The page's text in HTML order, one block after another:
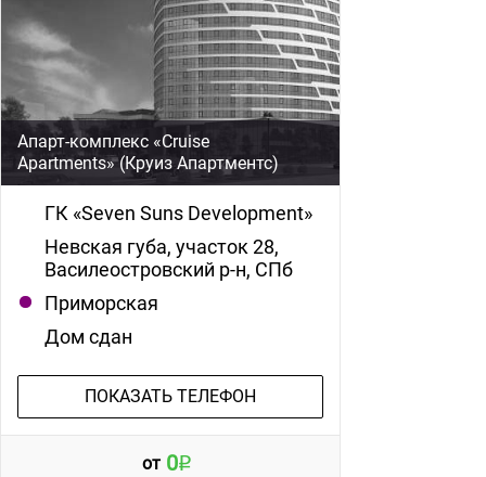
Апарт-комплекс «Cruise
Apartments» (Круиз Апартментс)
ГК «Seven Suns Development»
Невская губа, участок 28,
Василеостровский р-н, СПб
Приморская
Дом сдан
ПОКАЗАТЬ ТЕЛЕФОН
от 0